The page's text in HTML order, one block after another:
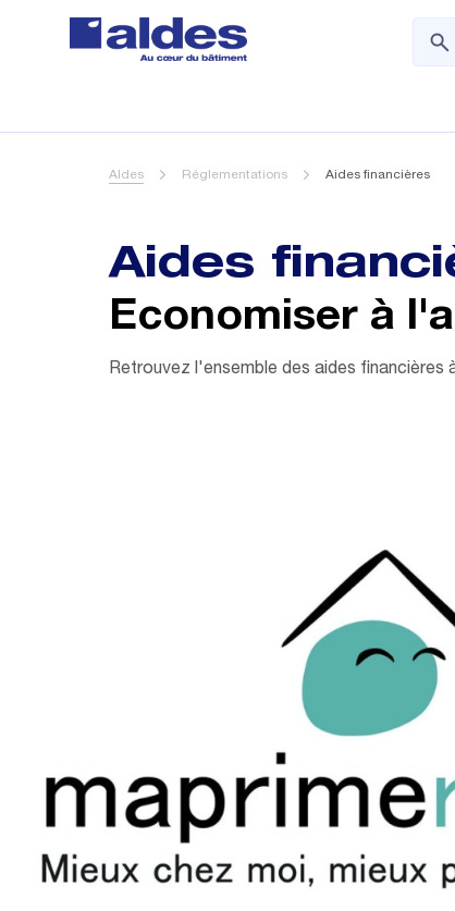
Aldes Réglementations Aides financières
Aides
Economiser à
Retrouvez l'ensemble des aides